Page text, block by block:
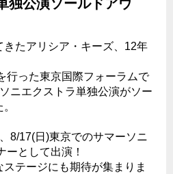
たアリシア・キーズ、12年
行った東京国際フォーラムで
ニエクストラ単独公演がソー
8/17(日)東京でのサマーソニ
ーとして出演！
テージにも期待が集まりま